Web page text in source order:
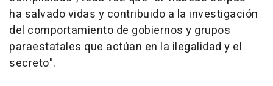
ha salvado vidas y contribuido a la investigación
del comportamiento de gobiernos y grupos
paraestatales que actúan en la ilegalidad y el
secreto".